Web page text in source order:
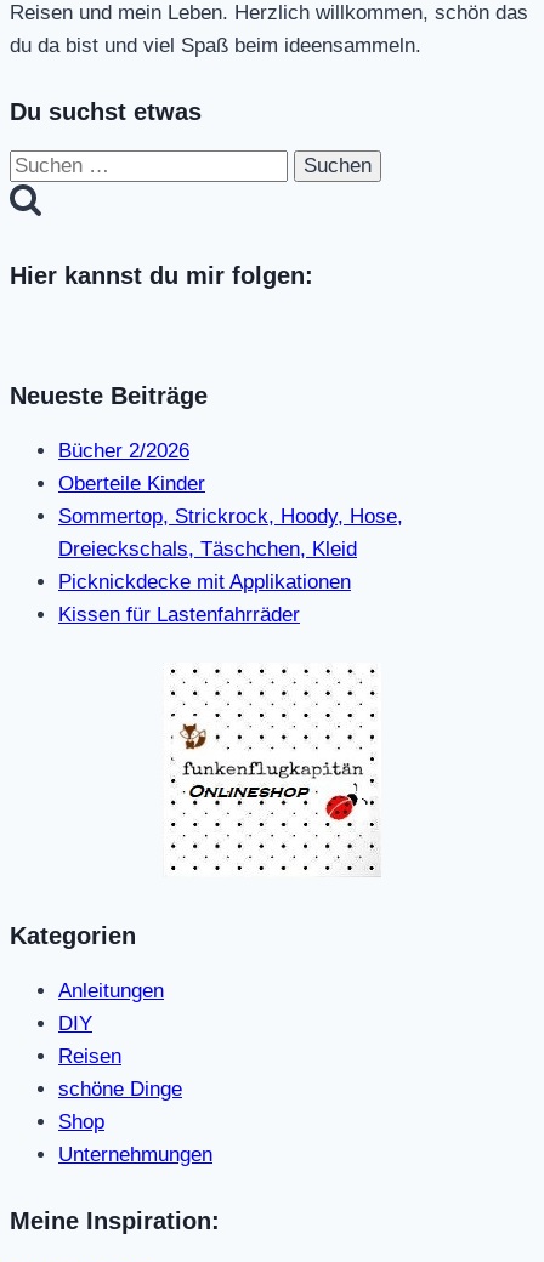
Reisen und mein Leben. Herzlich willkommen, schön das
du da bist und viel Spaß beim ideensammeln.
Du suchst etwas
Suchen
nach:
Hier kannst du mir folgen:
Neueste Beiträge
Bücher 2/2026
Oberteile Kinder
Sommertop, Strickrock, Hoody, Hose,
Dreieckschals, Täschchen, Kleid
Picknickdecke mit Applikationen
Kissen für Lastenfahrräder
Kategorien
Anleitungen
DIY
Reisen
schöne Dinge
Shop
Unternehmungen
Meine Inspiration: